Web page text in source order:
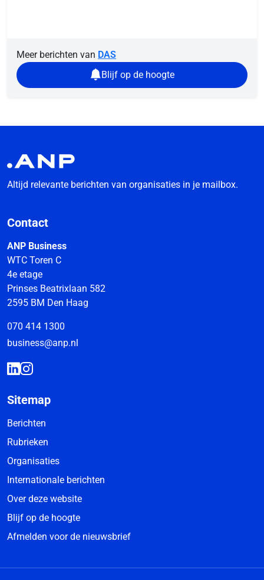
Meer berichten van DAS
Blijf op de hoogte
Altijd relevante berichten van organisaties in je mailbox.
Contact
ANP Business
WTC Toren C
4e etage
Prinses Beatrixlaan 582
2595 BM Den Haag
070 414 1300
business@anp.nl
Sitemap
Berichten
Rubrieken
Organisaties
Internationale berichten
Over deze website
Blijf op de hoogte
Afmelden voor de nieuwsbrief